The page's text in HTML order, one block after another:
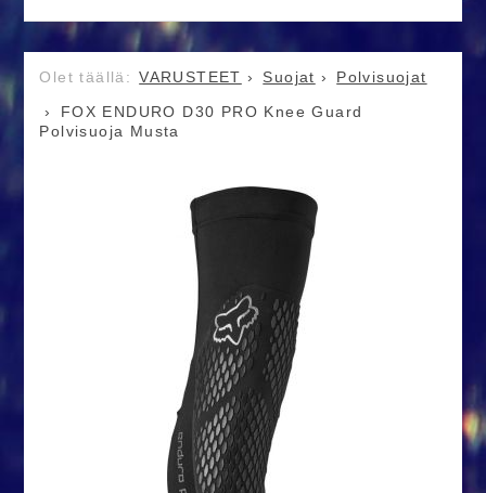
VARUSTEET Suojat
Polvisuojat
FOX ENDURO D30 PRO Knee Guard
Polvisuoja Musta